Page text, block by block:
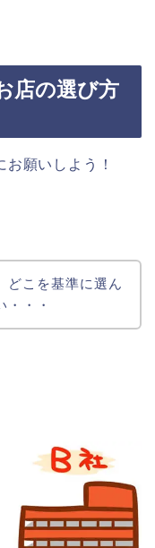
店の選び方
願いしよう！
どこを基準に選ん
・・・